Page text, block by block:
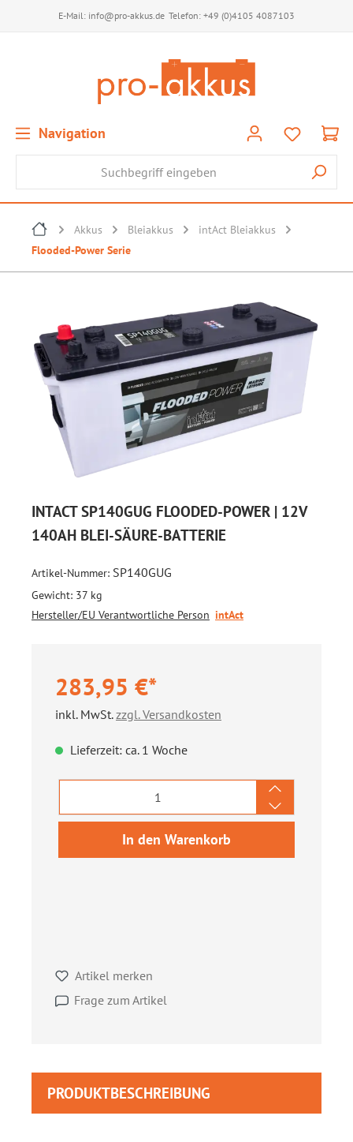
E-Mail: info@pro-akkus.de Telefon: +49 (0)4105 4087103
Navigation
Akkus Bleiakkus
intAct Bleiakkus
Flooded-Power Serie
INTACT SP140GUG FLOODED-POWER | 12V
140AH BLEI-SÄURE-BATTERIE
Artikel-Nummer: SP140GUG
Gewicht: 37 kg
Hersteller/EU Verantwortliche Person intAct
283,95 €*
inkl. MwSt.zzgl. Versandkosten
Lieferzeit: ca. 1 Woche
Produkt Anzahl: Gib den
In den Warenkorb
Artikel merken
Frage zum Artikel
PRODUKTBESCHREIBUNG